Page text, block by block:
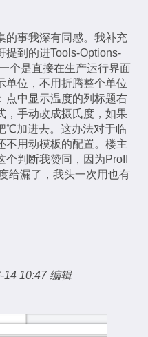
的事我深有同感。我补充
提到的进Tools-Options-
个是直接在生产运行界面
单位，不用折腾整个单位
点中显示温度的列标题右
，手动改成摄氏度，如果
℃加进去。这办法对于临
不用动模板的配置。楼主
判断我赞同，因为ProII
给漏了，我头一次用也有
14 10:47 编辑